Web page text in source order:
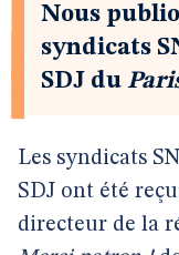
Nous
syndicats
SDJ du
Les syndicats
SDJ ont été
directeur de la